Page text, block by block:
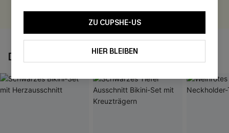
DAS KÖNNTE IHNEN AUCH GEFALLEN
ZU CUPSHE-US
HIER BLEIBEN